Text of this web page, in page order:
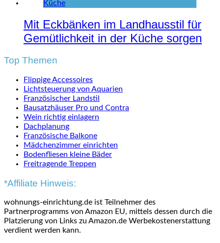
Mit Eckbänken im Landhausstil für
Gemütlichkeit in der Küche sorgen
Top Themen
Flippige Accessoires
Lichtsteuerung von Aquarien
Französischer Landstil
Bausatzhäuser Pro und Contra
Wein richtig einlagern
Dachplanung
Französische Balkone
Mädchenzimmer einrichten
Bodenfliesen kleine Bäder
Freitragende Treppen
*Affiliate Hinweis:
wohnungs-einrichtung.de ist Teilnehmer des
Partnerprogramms von Amazon EU, mittels dessen durch die
Platzierung von Links zu Amazon.de Werbekostenerstattung
verdient werden kann.